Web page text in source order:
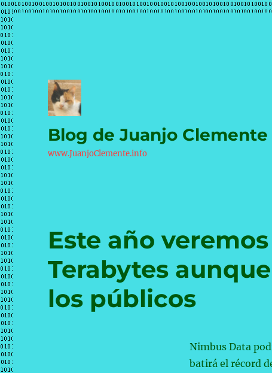
Blog de Juanjo Clemente
www.JuanjoClemente.info
Este año
Terabytes
los públicos
Nimbus Data
batirá el récord